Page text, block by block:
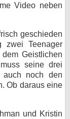
Video neben
geschieden
Teenager
Geistlichen
seine drei
auch noch den
Ob daraus eine
und Kristin